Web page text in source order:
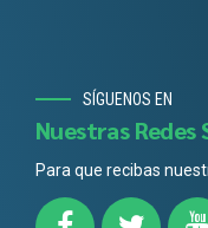
SÍGUENOS EN
Nuestras Redes
Para que recibas